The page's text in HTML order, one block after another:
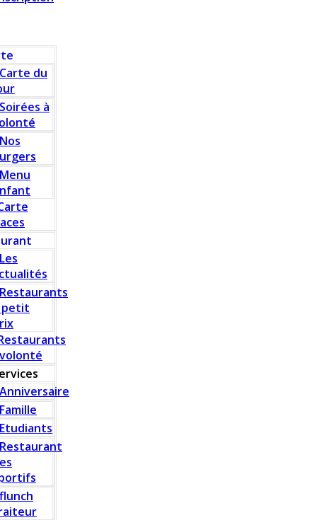
Carte du
Soirées à
Nos
Menu
Les
Restaurants
petit
Anniversaire
Famille
Etudiants
Restaurant
flunch